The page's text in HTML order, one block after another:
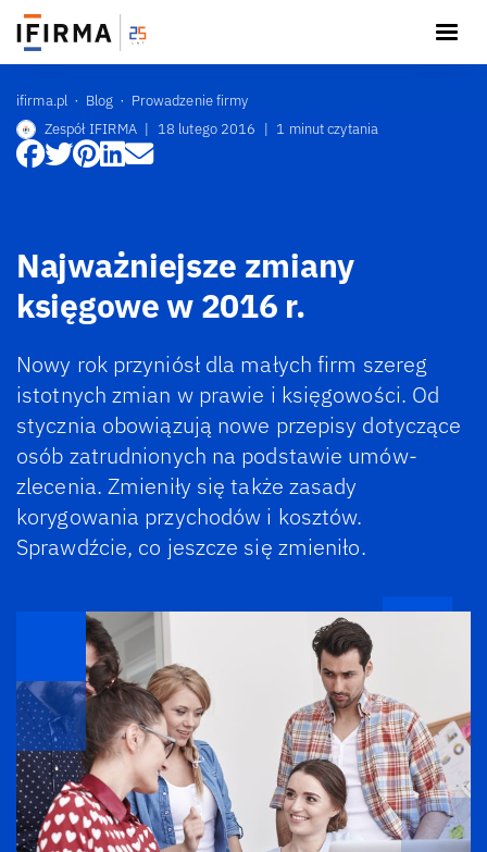
ifirma.pl Blog
Prowadzenie firmy
Zespół IFIRMA | 18 lutego 2016 | 1 minut czytania
Najważniejsze zmiany
księgowe w 2016 r.
Nowy rok przyniósł dla małych firm szereg
istotnych zmian w prawie i księgowości. Od
stycznia obowiązują nowe przepisy dotyczące
osób zatrudnionych na podstawie umów-
zlecenia. Zmieniły się także zasady
korygowania przychodów i kosztów.
Sprawdźcie, co jeszcze się zmieniło.